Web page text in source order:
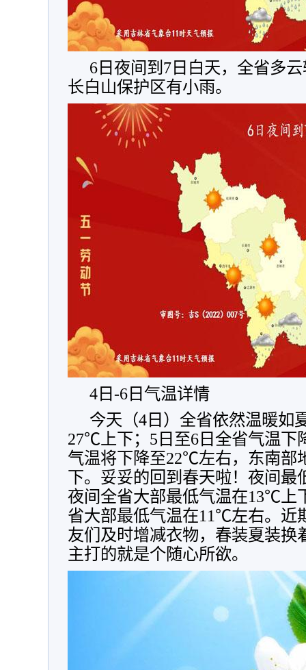
6日夜间到7日白天，全省多
长白山保护区有小雨。
4日-6日气温详情
今天（4日）全省依然温暖如
27℃上下；5日至6日全省气温下
气温将下降至22℃左右，东南部
下。妥妥的回到春天啦！夜间最
夜间全省大部最低气温在13℃上
省大部最低气温在11℃左右。近
友们及时增减衣物，春装夏装换
主打的就是个随心所欲。